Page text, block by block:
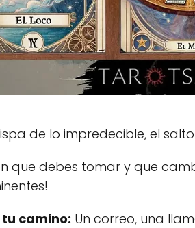
de lo impredecible, el
que debes tomar y que
camino: Un correo, una